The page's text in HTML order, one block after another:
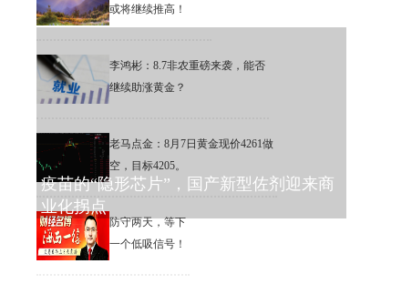
或将继续推高！
李鸿彬：8.7非农重磅来袭，能否
继续助涨黄金？
老马点金：8月7日黄金现价4261做
空，目标4205。
防守两天，等下
一个低吸信号！
疫苗的“隐形芯片”，国产新型佐剂迎来商
业化拐点